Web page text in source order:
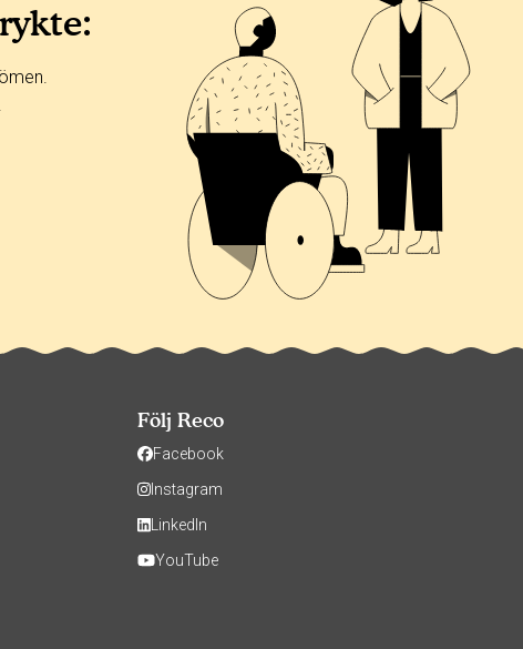
Följ Reco
Facebook
Instagram
LinkedIn
YouTube